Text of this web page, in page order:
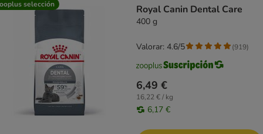
selección Royal Canin Dental Care
400 g
6,49 €
16,22 € / kg
6,17 €
Valorar: 4.6/5 (919)